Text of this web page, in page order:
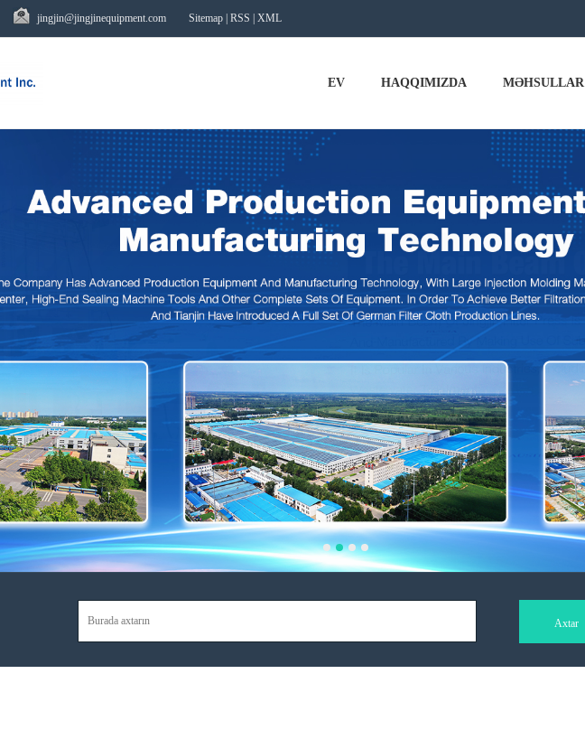
jingjin@jingjinequipment.com Sitemap RSS XML
EV HAQQIMIZDA MƏHSULLAR